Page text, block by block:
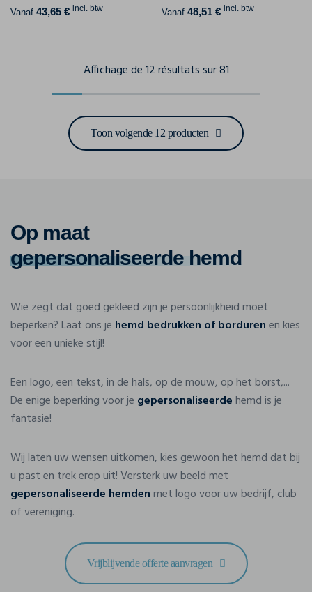
Vanaf 43,65 € incl. btw Vanaf 48,51 € incl. btw
Affichage de 12 résultats sur 81
Toon volgende 12 producten
Op maat
gepersonaliseerde hemd
Wie zegt dat goed gekleed zijn je persoonlijkheid moet
beperken? Laat ons je hemd bedrukken of bordurenen kies
voor een unieke stijl!
Een logo, een tekst, in de hals, op de mouw, op het borst,...
De enige beperking voor je gepersonaliseerdehemd is je
fantasie!
Wij laten uw wensen uitkomen, kies gewoon het hemd dat bij
u past en trek erop uit! Versterk uw beeld met
gepersonaliseerde hemdenmet logo voor uw bedrijf, club
of vereniging.
Vrijblijvende offerte aanvragen